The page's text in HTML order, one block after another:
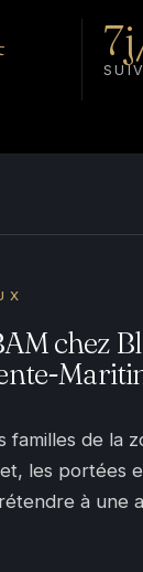
chez
familles de la
les portées
à une